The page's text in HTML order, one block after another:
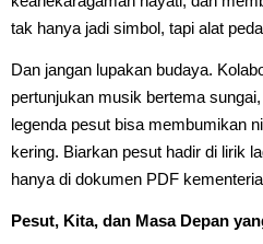
tak hanya jadi simbol, tapi alat
Dan jangan lupakan budaya.
pertunjukan musik bertema
legenda pesut bisa membumikan
kering. Biarkan pesut hadir di lirik
hanya di dokumen PDF
Pesut, Kita, dan Masa Depan